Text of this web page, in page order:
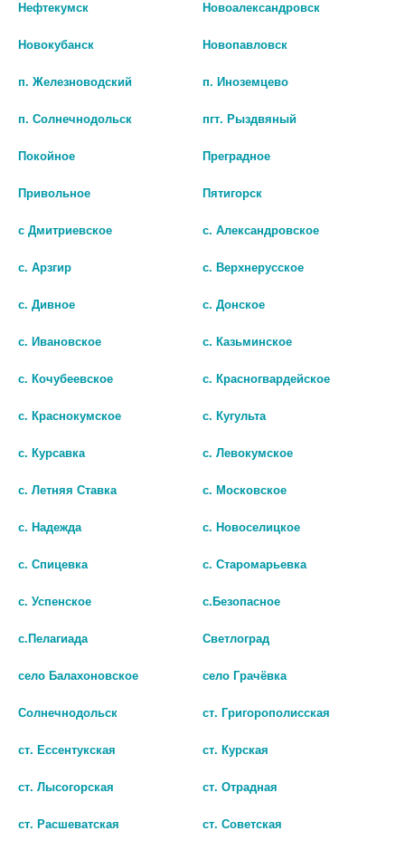
5 881 руб.
шт
В КОРЗИНУ
6 294 руб.
В КОРЗИНУ
ПАЛОЧКИ ЛАМИНАРИИ №6
СТЕР. Р.М
В КОРЗИНУ
65/21/32
В КОРЗИНУ
ПЕССАРИЙ АКУШЕРСКИЙ ТИП
РАЗМЕР 65/25/35
ЗЕРКАЛО ГИНЕКОЛОГИЧЕСКОЕ
(СТЕРИЛЬНО) N1/ИНД/УП
Нефтекумск Новоалександровск
Новокубанск Новопавловск
п. Железноводский п. Иноземцево
п. Солнечнодольск пгт. Рыздвяный
Покойное Преградное
Привольное Пятигорск
с Дмитриевское с. Александровское
с. Арзгир с. Верхнерусское
с. Дивное с. Донское
с. Ивановское с. Казьминское
с. Кочубеевское с. Красногвардейское
с. Краснокумское с. Кугульта
с. Курсавка с. Левокумское
с. Летняя Ставка с. Московское
с. Надежда с. Новоселицкое
с. Спицевка с. Старомарьевка
с. Успенское с.Безопасное
с.Пелагиада Светлоград
село Балахоновское село Грачёвка
Солнечнодольск ст. Григорополисская
ст. Ессентукская ст. Курская
ст. Лысогорская ст. Отрадная
ст. Расшеватская ст. Советская